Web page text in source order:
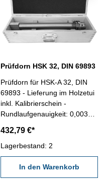
Prüfdorn HSK 32, DIN 69893
Prüfdorn für HSK-A 32, DIN
69893 - Lieferung im Holzetui
inkl. Kalibrierschein -
Rundlaufgenauigkeit: 0,003
432,79 €*
Lagerbestand: 2
In den Warenkorb